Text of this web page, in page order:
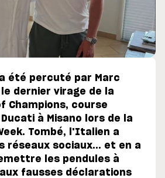
été percuté par Marc
le dernier virage de la
Champions, course
à Misano lors de la
Tombé, l'Italien a
réseaux sociaux... et en a
les pendules à
fausses déclarations